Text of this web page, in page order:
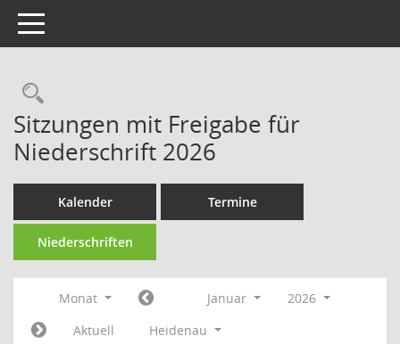
Toggle navigation
Rechercheauswahl
Sitzungen mit Freigabe für
Niederschrift 2026
Kalender Termine
Niederschriften
Monat Januar
2026
Aktuell
Heidenau